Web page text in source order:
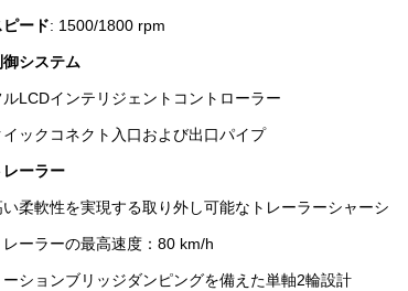
ピード: 1500/1800 rpm
御システム
ルLCDインテリジェントコントローラー
イックコネクト入口および出口パイプ
レーラー
い柔軟性を実現する取り外し可能なトレーラーシャーシ
レーラーの最高速度：80 km/h
ーションブリッジダンピングを備えた単軸2輪設計